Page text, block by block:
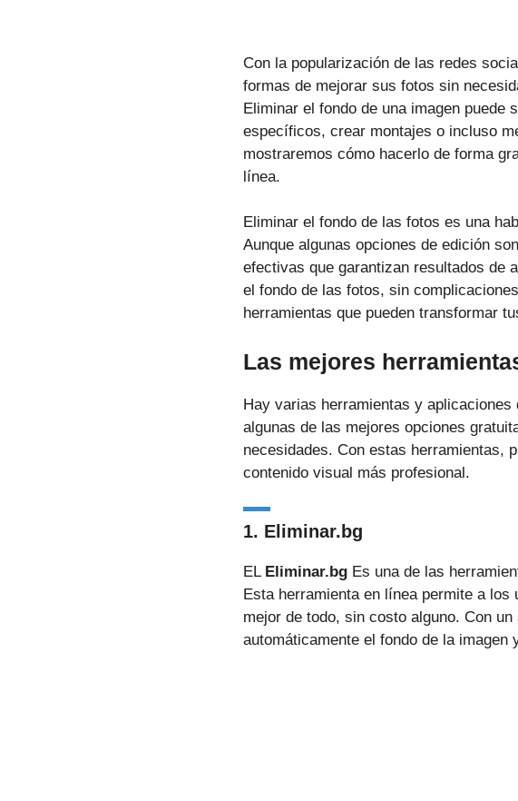
Con la popularización de las redes
formas de mejorar sus fotos sin
Eliminar el fondo de una imagen puede
específicos, crear montajes o incluso
mostraremos cómo hacerlo de forma
línea.
Eliminar el fondo de las fotos es una
Aunque algunas opciones de edición
efectivas que garantizan resultados de
el fondo de las fotos, sin
herramientas que pueden transformar
Las mejores
Hay varias herramientas y
algunas de las mejores opciones
necesidades. Con estas herramientas,
contenido visual más profesional.
1. Eliminar.bg
EL Eliminar.bg Es una de las
Esta herramienta en línea permite a
mejor de todo, sin costo alguno. Con
automáticamente el fondo de la imagen